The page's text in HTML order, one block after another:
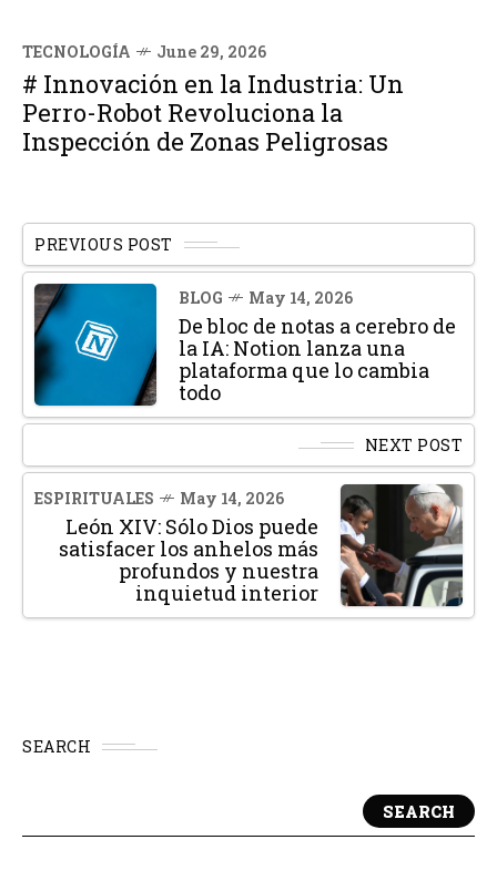
TECNOLOGÍA June 29, 2026
# Innovación en la Industria: Un
Perro-Robot Revoluciona la
Inspección de Zonas Peligrosas
PREVIOUS POST
BLOG May 14, 2026
De bloc de notas a cerebro de
la IA: Notion lanza una
plataforma que lo cambia
todo
NEXT POST
ESPIRITUALES May 14, 2026
León XIV: Sólo Dios puede
satisfacer los anhelos más
profundos y nuestra
inquietud interior
SEARCH
SEARCH